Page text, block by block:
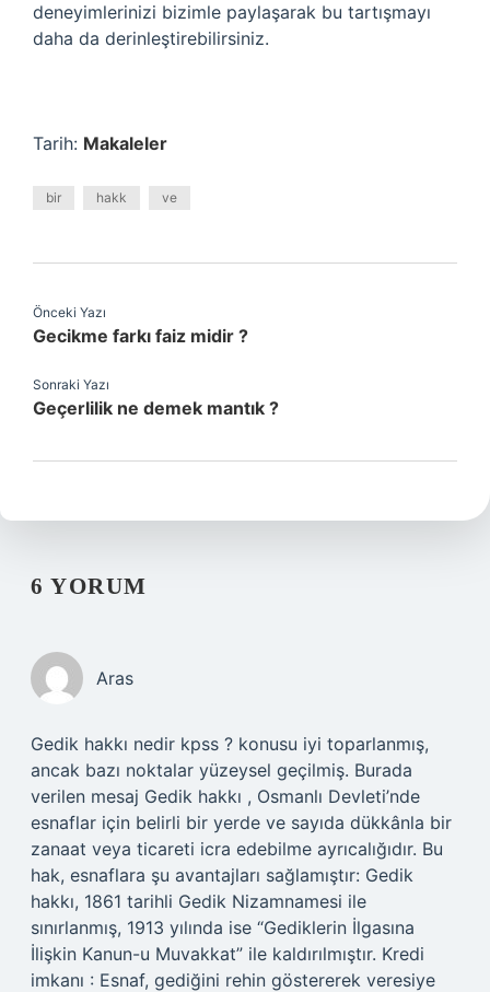
deneyimlerinizi bizimle paylaşarak bu tartışmayı
daha da derinleştirebilirsiniz.
Tarih: Makaleler
bir hakk ve
Önceki Yazı
Gecikme farkı faiz midir ?
Sonraki Yazı
Geçerlilik ne demek mantık ?
6 YORUM
Aras
Gedik hakkı nedir kpss ? konusu iyi toparlanmış,
ancak bazı noktalar yüzeysel geçilmiş. Burada
verilen mesaj Gedik hakkı , Osmanlı Devleti’nde
esnaflar için belirli bir yerde ve sayıda dükkânla bir
zanaat veya ticareti icra edebilme ayrıcalığıdır. Bu
hak, esnaflara şu avantajları sağlamıştır: Gedik
hakkı, 1861 tarihli Gedik Nizamnamesi ile
sınırlanmış, 1913 yılında ise “Gediklerin İlgasına
İlişkin Kanun-u Muvakkat” ile kaldırılmıştır. Kredi
imkanı : Esnaf, gediğini rehin göstererek veresiye